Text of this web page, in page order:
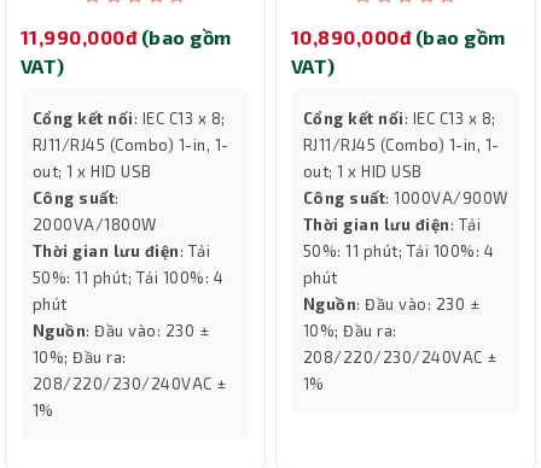
11,990,000đ (bao gồm
VAT)
Cổng kết nối: IEC C13 x 8;
RJ11/RJ45 (Combo) 1-in, 1-
out; 1 x HID USB
Công suất:
2000VA/1800W
Thời gian lưu điện: Tải
50%: 11 phút; Tải 100%: 4
phút
Nguồn: Đầu vào: 230 ±
10%; Đầu ra:
208/220/230/240VAC ±
1%
10,890,000đ (bao gồm
VAT)
Cổng kết nối: IEC C13 x 8;
RJ11/RJ45 (Combo) 1-in, 1-
out; 1 x HID USB
Công suất: 1000VA/900W
Thời gian lưu điện: Tải
50%: 11 phút; Tải 100%: 4
phút
Nguồn: Đầu vào: 230 ±
10%; Đầu ra:
208/220/230/240VAC ±
1%